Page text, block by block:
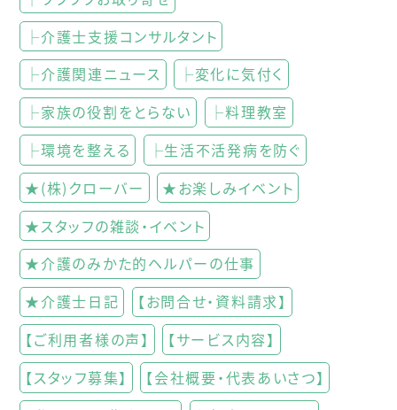
├介護士支援コンサルタント
├介護関連ニュース
├変化に気付く
├家族の役割をとらない
├料理教室
├環境を整える
├生活不活発病を防ぐ
★(株)クローバー
★お楽しみイベント
★スタッフの雑談・イベント
★介護のみかた的ヘルパーの仕事
★介護士日記
【お問合せ・資料請求】
【ご利用者様の声】
【サービス内容】
【スタッフ募集】
【会社概要・代表あいさつ】